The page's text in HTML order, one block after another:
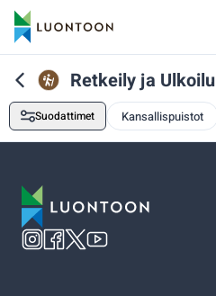
Retkeily ja Ulkoilu
Suodattimet Kansallispuistot